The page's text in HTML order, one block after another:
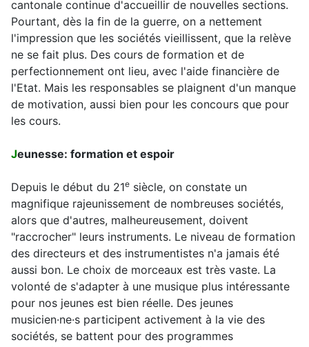
cantonale continue d'accueillir de nouvelles sections.
Pourtant, dès la fin de la guerre, on a nettement
l'impression que les sociétés vieillissent, que la relève
ne se fait plus. Des cours de formation et de
perfectionnement ont lieu, avec l'aide financière de
l'Etat. Mais les responsables se plaignent d'un manque
de motivation, aussi bien pour les concours que pour
les cours.
Jeunesse: formation et espoir
Depuis le début du 21e siècle, on constate un
magnifique rajeunissement de nombreuses sociétés,
alors que d'autres, malheureusement, doivent
"raccrocher" leurs instruments. Le niveau de formation
des directeurs et des instrumentistes n'a jamais été
aussi bon. Le choix de morceaux est très vaste. La
volonté de s'adapter à une musique plus intéressante
pour nos jeunes est bien réelle. Des jeunes
musicien·ne·s participent activement à la vie des
sociétés, se battent pour des programmes